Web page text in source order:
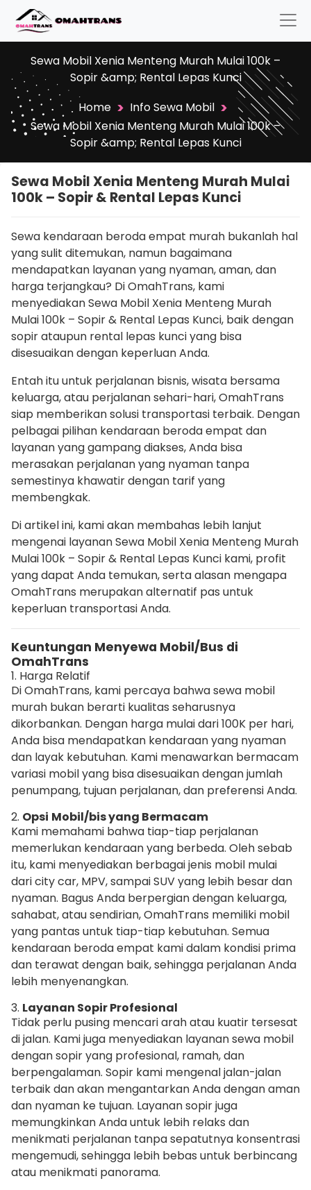
Sewa Mobil Xenia Menteng Murah Mulai 100k –
Sopir &amp; Rental Lepas Kunci
Home > Info Sewa Mobil >
Sewa Mobil Xenia Menteng Murah Mulai 100k –
Sopir &amp; Rental Lepas Kunci
Sewa Mobil Xenia Menteng Murah Mulai
100k – Sopir & Rental Lepas Kunci
Sewa kendaraan beroda empat murah bukanlah hal
yang sulit ditemukan, namun bagaimana
mendapatkan layanan yang nyaman, aman, dan
harga terjangkau? Di OmahTrans, kami
menyediakan Sewa Mobil Xenia Menteng Murah
Mulai 100k – Sopir & Rental Lepas Kunci, baik dengan
sopir ataupun rental lepas kunci yang bisa
disesuaikan dengan keperluan Anda.
Entah itu untuk perjalanan bisnis, wisata bersama
keluarga, atau perjalanan sehari-hari, OmahTrans
siap memberikan solusi transportasi terbaik. Dengan
pelbagai pilihan kendaraan beroda empat dan
layanan yang gampang diakses, Anda bisa
merasakan perjalanan yang nyaman tanpa
semestinya khawatir dengan tarif yang
membengkak.
Di artikel ini, kami akan membahas lebih lanjut
mengenai layanan Sewa Mobil Xenia Menteng Murah
Mulai 100k – Sopir & Rental Lepas Kunci kami, profit
yang dapat Anda temukan, serta alasan mengapa
OmahTrans merupakan alternatif pas untuk
keperluan transportasi Anda.
Keuntungan Menyewa Mobil/Bus di
OmahTrans
1. Harga Relatif
Di OmahTrans, kami percaya bahwa sewa mobil
murah bukan berarti kualitas seharusnya
dikorbankan. Dengan harga mulai dari 100K per hari,
Anda bisa mendapatkan kendaraan yang nyaman
dan layak kebutuhan. Kami menawarkan bermacam
variasi mobil yang bisa disesuaikan dengan jumlah
penumpang, tujuan perjalanan, dan preferensi Anda.
2. Opsi Mobil/bis yang Bermacam
Kami memahami bahwa tiap-tiap perjalanan
memerlukan kendaraan yang berbeda. Oleh sebab
itu, kami menyediakan berbagai jenis mobil mulai
dari city car, MPV, sampai SUV yang lebih besar dan
nyaman. Bagus Anda berpergian dengan keluarga,
sahabat, atau sendirian, OmahTrans memiliki mobil
yang pantas untuk tiap-tiap kebutuhan. Semua
kendaraan beroda empat kami dalam kondisi prima
dan terawat dengan baik, sehingga perjalanan Anda
lebih menyenangkan.
3. Layanan Sopir Profesional
Tidak perlu pusing mencari arah atau kuatir tersesat
di jalan. Kami juga menyediakan layanan sewa mobil
dengan sopir yang profesional, ramah, dan
berpengalaman. Sopir kami mengenal jalan-jalan
terbaik dan akan mengantarkan Anda dengan aman
dan nyaman ke tujuan. Layanan sopir juga
memungkinkan Anda untuk lebih relaks dan
menikmati perjalanan tanpa sepatutnya konsentrasi
mengemudi, sehingga lebih bebas untuk berbincang
atau menikmati panorama.